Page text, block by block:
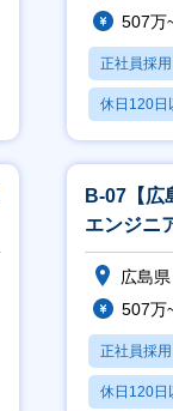
507万
正社員採用
休日120日
賞与あり
B-07【広
エンジニ
を支える
広島県
507万
正社員採用
休日120日